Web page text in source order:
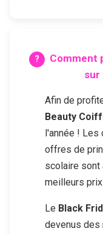
Comment
sur
Afin de
Beauty
l'année ! Les
offres de
scolaire sont
meilleurs
Le Black
devenus des